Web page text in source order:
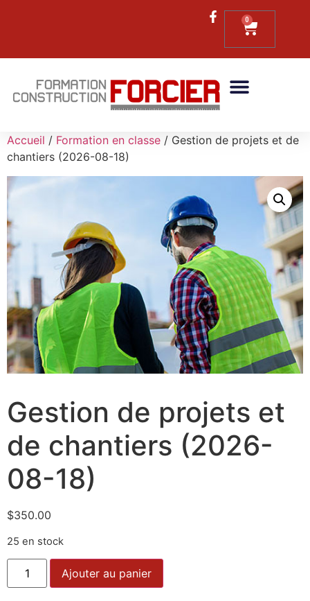
0
Accueil / Formation en classe / Gestion de projets et de
chantiers (2026-08-18)
Gestion de projets et
de chantiers (2026-
08-18)
$350.00
25 en stock
Ajouter au panier